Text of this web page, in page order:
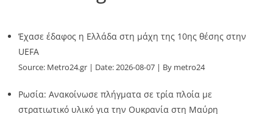
Έχασε έδαφος η Ελλάδα στη μάχη της 10ης θέσης στην
UEFA
Source: Metro24.gr Date: 2026-08-07 By metro24
Ρωσία: Ανακοίνωσε πλήγματα σε τρία πλοία με
στρατιωτικό υλικό για την Ουκρανία στη Μαύρη